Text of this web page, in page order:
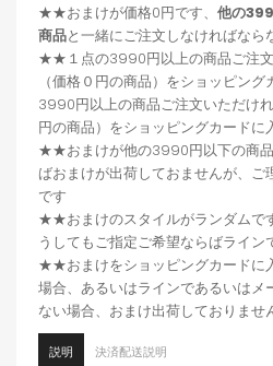
★★おまけが価格0円です、 他の
商品と一緒にご注文しなければな
★★１点の3990円以上の商品ご注
（価格０円の商品）をショッピン
3990円以上の商品ご注文いただけ
円の商品）をショッピングカードに入
★★おまけが他の3990円以下の商
ばおまけが出荷しておませんが、
です
★★おまけのスタイルがランダムで
うしてもご指定ご希望ならばライン
★★おまけをショッピングカードに
場合、あるいはラインであるいは
ない場合、おまけ出荷しておりませ
説明 決済配送説明